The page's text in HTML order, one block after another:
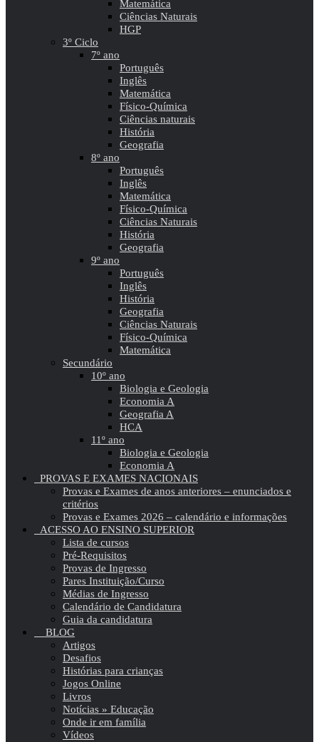
Matemática
Ciências Naturais
HGP
3º Ciclo
7º ano
Português
Inglês
Matemática
Físico-Química
Ciências naturais
História
Geografia
8º ano
Português
Inglês
Matemática
Físico-Química
Ciências Naturais
História
Geografia
9º ano
Português
Inglês
História
Geografia
Ciências Naturais
Físico-Química
Matemática
Secundário
10º ano
Biologia e Geologia
Economia A
Geografia A
HCA
11º ano
Biologia e Geologia
Economia A
PROVAS E EXAMES NACIONAIS
Provas e Exames de anos anteriores – enunciados e
critérios
Provas e Exames 2026 – calendário e informações
ACESSO AO ENSINO SUPERIOR
Lista de cursos
Pré-Requisitos
Provas de Ingresso
Pares Instituição/Curso
Médias de Ingresso
Calendário de Candidatura
Guia da candidatura
BLOG
Artigos
Desafios
Histórias para crianças
Jogos Online
Livros
Notícias » Educação
Onde ir em família
Vídeos